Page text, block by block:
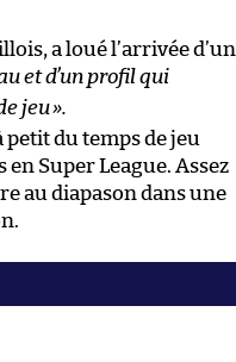
a loué l’arrivée d’un
et d’un profil qui
jeu».
du temps de jeu
en Super League. Assez
au diapason dans une